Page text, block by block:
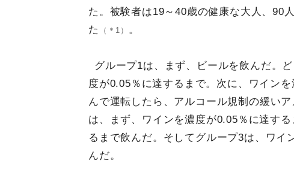
た。被験者は19～40歳の健康な大人、90
た
（＊1） 。
グループ1は、まず、ビールを飲んだ。
度が0.05％に達するまで。次に、ワイン
んで運転したら、アルコール規制の緩い
は、まず、ワインを濃度が0.05％に達す
るまで飲んだ。そしてグループ3は、ワイ
んだ。